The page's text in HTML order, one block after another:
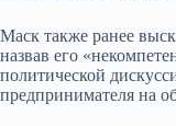
Маск также ранее
назвав его
политической
предпринимателя на